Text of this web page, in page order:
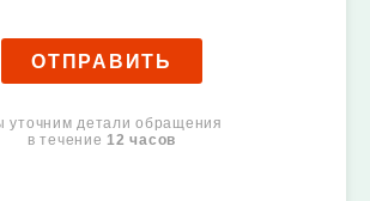
ОТПРАВИТЬ
уточним детали обращения
в течение12 часов